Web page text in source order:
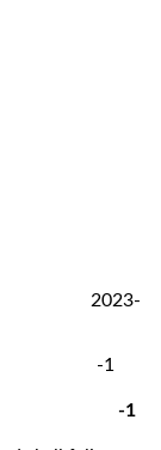
2023-
-1
-1